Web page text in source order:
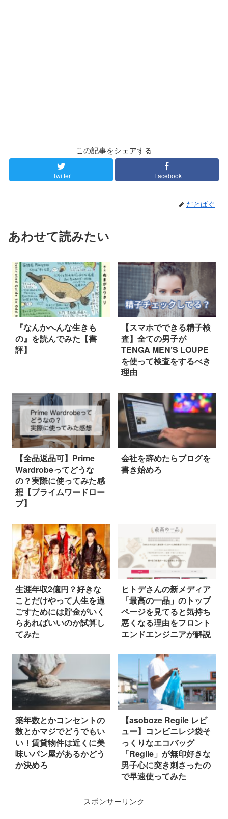
この記事をシェアする
Twitter Facebook
だとばぐ
あわせて読みたい
『なんかへんな生きも
の』を読んでみた【書
評】
【スマホでできる精子検
査】全ての男子が
TENGA MEN’S LOUPE
を使って検査をするべき
理由
【全品返品可】Prime
Wardrobeってどうな
の？実際に使ってみた感
想【プライムワードロー
ブ】
会社を辞めたらブログを
書き始めろ
生涯年収2億円？好きな
ことだけやって人生を過
ごすためには貯金がいく
らあればいいのか試算し
てみた
ヒトデさんの新メディア
「最高の一品」のトップ
ページを見てると気持ち
悪くなる理由をフロント
エンドエンジニアが解説
築年数とかコンセントの
数とかマジでどうでもい
い！賃貸物件は近くに美
味いパン屋があるかどう
か決めろ
【asoboze Regile レビ
ュー】コンビニレジ袋そ
っくりなエコバッグ
「Regile」が無印好きな
男子心に突き刺さったの
で早速使ってみた
スポンサーリンク